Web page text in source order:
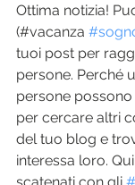
Ottima notizia!
(#vacanza
tuoi post per
persone. Perché
persone
per cercare altri
del tuo blog e
interessa loro.
scatenati con gli